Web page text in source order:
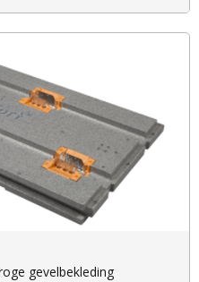
gevelbekleding